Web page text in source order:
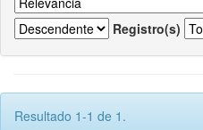
Registro(s)
Resultado 1-1 de 1.